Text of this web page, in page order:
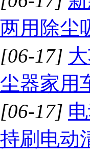
两用除尘
[06-17]
尘器家用
[06-17]
持刷电动